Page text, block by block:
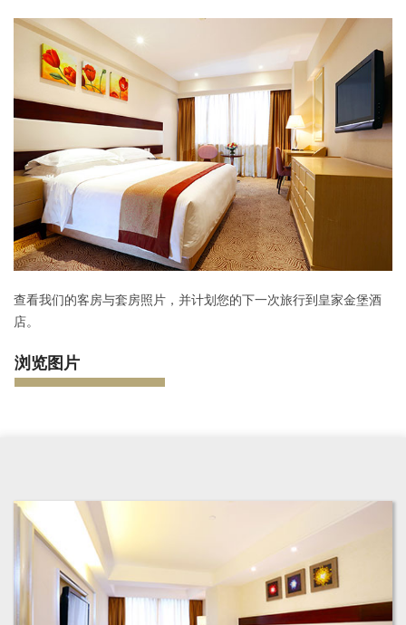
查看我们的客房与套房照片，并计划您的下一次旅行到皇家金堡酒
店。
浏览图片